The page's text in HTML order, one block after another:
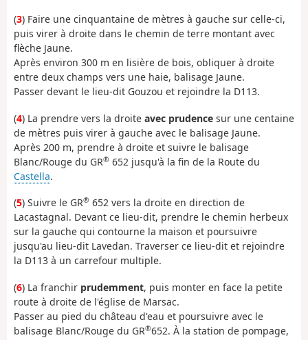
(3) Faire une cinquantaine de mètres à gauche sur celle-ci,
puis virer à droite dans le chemin de terre montant avec
flèche Jaune.
Après environ 300 m en lisière de bois, obliquer à droite
entre deux champs vers une haie, balisage Jaune.
Passer devant le lieu-dit Gouzou et rejoindre la D113.
(4) La prendre vers la droite avec prudence sur une centaine
de mètres puis virer à gauche avec le balisage Jaune.
Après 200 m, prendre à droite et suivre le balisage
Blanc/Rouge du GR® 652 jusqu'à la fin de la Route du
Castella.
(5) Suivre le GR® 652 vers la droite en direction de
Lacastagnal. Devant ce lieu-dit, prendre le chemin herbeux
sur la gauche qui contourne la maison et poursuivre
jusqu'au lieu-dit Lavedan. Traverser ce lieu-dit et rejoindre
la D113 à un carrefour multiple.
(6) La franchir prudemment, puis monter en face la petite
route à droite de l'église de Marsac.
Passer au pied du château d'eau et poursuivre avec le
balisage Blanc/Rouge du GR®652. À la station de pompage,